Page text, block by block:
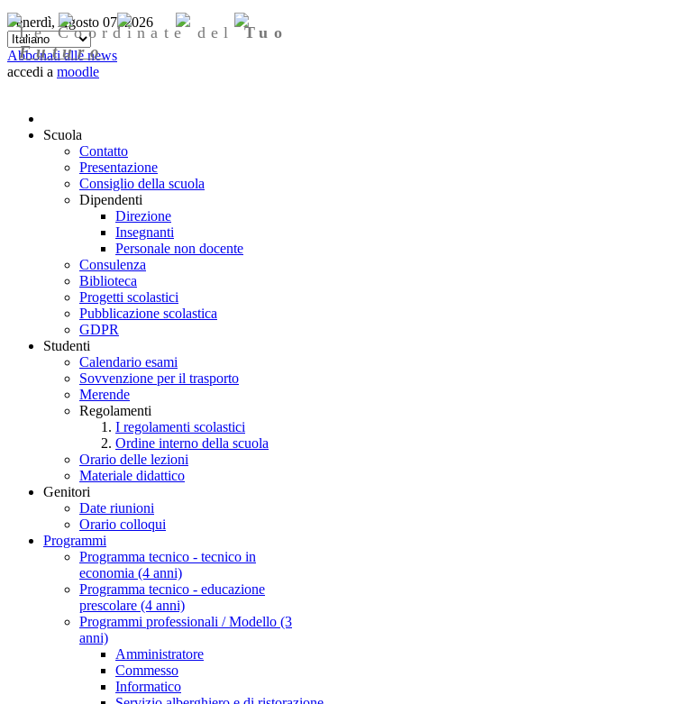
Venerdì, Agosto 07, 2026
Abbonati alle news
accedi a moodle
Le Coordinate delTuo
Futuro
Scuola
Contatto
Presentazione
Consiglio della scuola
Dipendenti
Direzione
Insegnanti
Personale non docente
Consulenza
Biblioteca
Progetti scolastici
Pubblicazione scolastica
GDPR
Studenti
Calendario esami
Sovvenzione per il trasporto
Merende
Regolamenti
I regolamenti scolastici
Ordine interno della scuola
Orario delle lezioni
Materiale didattico
Genitori
Date riunioni
Orario colloqui
Programmi
Programma tecnico - tecnico in
economia (4 anni)
Programma tecnico - educazione
prescolare (4 anni)
Programmi professionali / Modello (3
anni)
Amministratore
Commesso
Informatico